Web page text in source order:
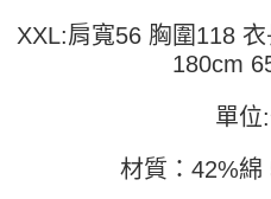
時審查核予不同之上限額度；若仍有
請求用戶進行身份認證。
５．嚴禁一人註冊多個帳號或使用他
XXL:肩寬56 胸圍118
180cm
單位
材質：42%綿